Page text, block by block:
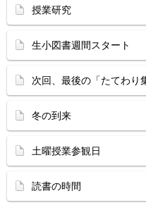
授業研究
生小図書週間スタート
次回、最後の「たてわり
冬の到来
土曜授業参観日
読書の時間